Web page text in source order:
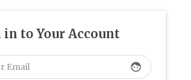
in to Your Account
face